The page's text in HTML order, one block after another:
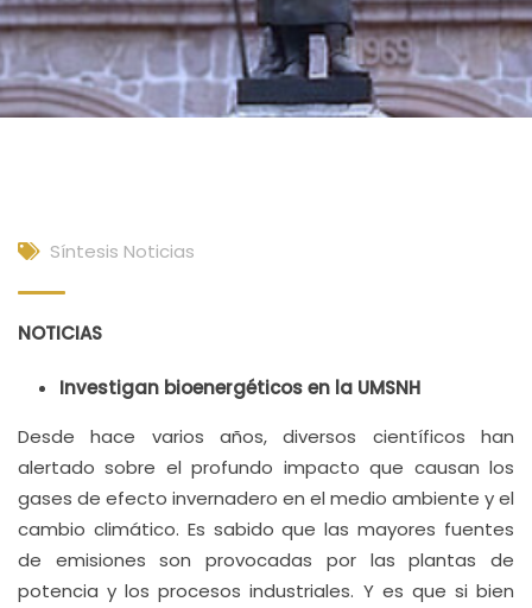
Síntesis Noticias
NOTICIAS
Investigan bioenergéticos en la UMSNH
Desde hace varios años, diversos científicos han
alertado sobre el profundo impacto que causan los
gases de efecto invernadero en el medio ambiente y el
cambio climático. Es sabido que las mayores fuentes
de emisiones son provocadas por las plantas de
potencia y los procesos industriales. Y es que si bien